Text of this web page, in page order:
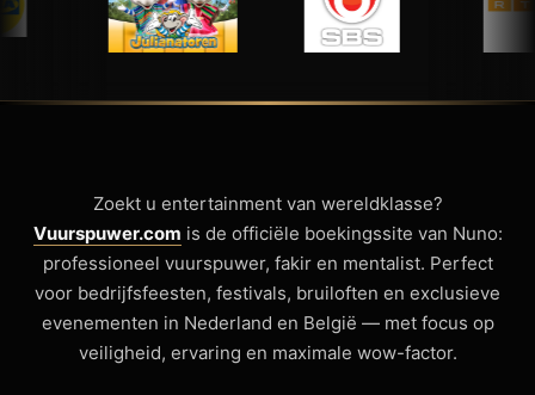
Zoekt u entertainment van wereldklasse?
Vuurspuwer.com is de officiële boekingssite van Nuno:
professioneel vuurspuwer, fakir en mentalist. Perfect
voor bedrijfsfeesten, festivals, bruiloften en exclusieve
evenementen in Nederland en België — met focus op
veiligheid, ervaring en maximale wow-factor.